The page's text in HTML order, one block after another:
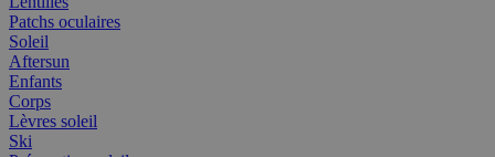
Patchs oculaires
Soleil
Aftersun
Enfants
Corps
Lèvres soleil
Ski